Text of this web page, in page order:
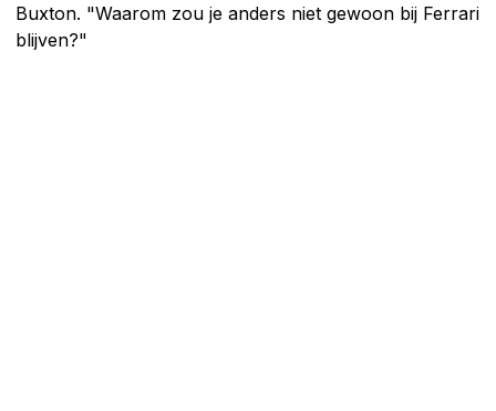
Buxton. "Waarom zou je anders niet gewoon bij Ferrari
blijven?"